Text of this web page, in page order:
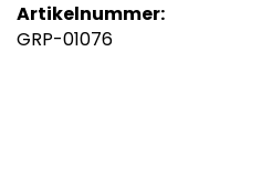
Artikelnummer:
GRP-01076